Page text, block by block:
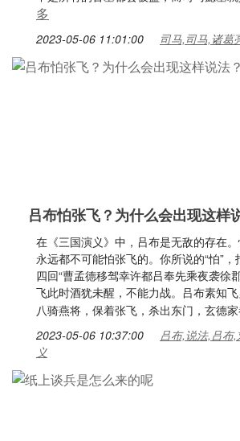
多
2023-05-06 11:01:00 司马,司马,诸葛
吕布怕张飞？为什么会出现这样
在《三国演义》中，吕布是无敌的存在
永远都不可能怕张飞的。你所说的“怕”
四回“曹孟德移驾幸许都吕奉先乘夜袭徐
飞此时酒犹未醒，不能力战。吕布素知
八骑燕将，保着张飞，杀出东门，玄德
2023-05-06 10:37:00
吕布,说法,吕布
义